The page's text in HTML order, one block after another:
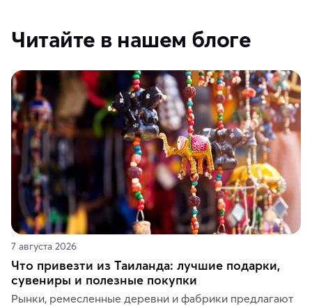
Читайте в нашем блоге
7 августа 2026
Что привезти из Таиланда: лучшие подарки,
сувениры и полезные покупки
Рынки, ремесленные деревни и фабрики предлагают